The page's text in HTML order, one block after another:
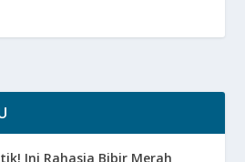
Ini Rahasia Bibir Merah